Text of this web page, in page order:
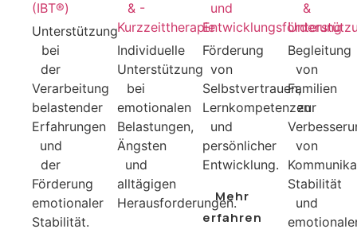
(IBT®)
Unterstützung
bei
der
Verarbeitung
belastender
Erfahrungen
und
der
Förderung
emotionaler
Stabilität.
& -
Kurzzeittherapie
Individuelle
Unterstützung
bei
emotionalen
Belastungen,
Ängsten
und
alltägigen
Herausforderungen.
und
Entwicklungsförderung
Förderung
von
Selbstvertrauen,
Lernkompetenzen
und
persönlicher
Entwicklung.
Mehr
erfahren
&
Begleitung
von
Familien
zur
von
Stabilität
und